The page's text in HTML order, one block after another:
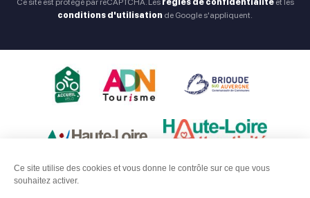
Ce site utilise des cookies et vous donne le contrôle sur ce que vous
souhaitez activer.
Ce site est protégé par reCAPTCHA. Les règles de confidentialitéet les
conditions d'utilisation de Google s'appliquent.